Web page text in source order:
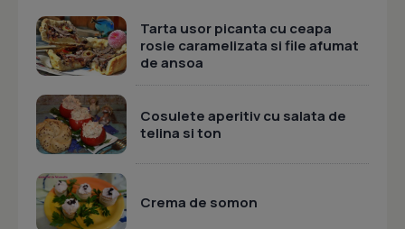
Tarta usor picanta cu ceapa
rosie caramelizata si file afumat
de ansoa
Cosulete aperitiv cu salata de
telina si ton
Crema de somon